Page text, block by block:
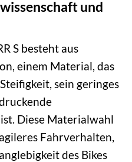
und
S besteht aus
einem Material, das
sein geringes
Diese Materialwahl
Fahrverhalten,
des Bikes